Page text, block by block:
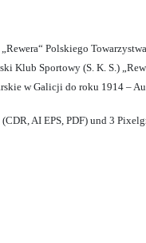
Polskiego
Klub Sportowy (S. K. S.)
w Galicji do roku 1914 –
AI EPS, PDF) und 3